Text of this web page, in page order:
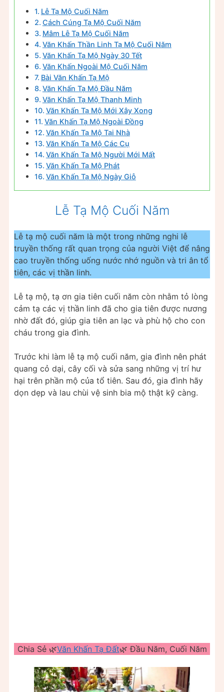
Lễ Tạ Mộ Cuối Năm
Cách Cúng Tạ Mộ Cuối Năm
Mâm Lễ Tạ Mộ Cuối Năm
Văn Khấn Thần Linh Tạ Mộ Cuối Năm
Văn Khấn Tạ Mộ Ngày 30 Tết
Văn Khấn Ngoài Mộ Cuối Năm
Bài Văn Khấn Tạ Mộ
Văn Khấn Tạ Mộ Đầu Năm
Văn Khấn Tạ Mộ Thanh Minh
Văn Khấn Tạ Mộ Mới Xây Xong
Văn Khấn Tạ Mộ Ngoài Đồng
Văn Khấn Tạ Mộ Tại Nhà
Văn Khấn Tạ Mộ Các Cụ
Văn Khấn Tạ Mộ Người Mới Mất
Văn Khấn Tạ Mộ Phát
Văn Khấn Tạ Mộ Ngày Giỗ
Lễ Tạ Mộ Cuối Năm
Lễ tạ mộ cuối năm là một trong những nghi lễ
truyền thống rất quan trọng của người Việt để nâng
cao truyền thống uống nước nhớ nguồn và tri ân tổ
tiên, các vị thần linh.
Lễ tạ mộ, tạ ơn gia tiên cuối năm còn nhằm tỏ lòng
cảm tạ các vị thần linh đã cho gia tiên được nương
nhờ đất đó, giúp gia tiên an lạc và phù hộ cho con
cháu trong gia đình.
Trước khi làm lễ tạ mộ cuối năm, gia đình nên phát
quang cỏ dại, cây cối và sửa sang những vị trí hư
hại trên phần mộ của tổ tiên. Sau đó, gia đình hãy
dọn dẹp và lau chùi vệ sinh bia mộ thật kỹ càng.
Chia Sẻ 🌿Văn Khấn Tạ Đất🌿 Đầu Năm, Cuối Năm